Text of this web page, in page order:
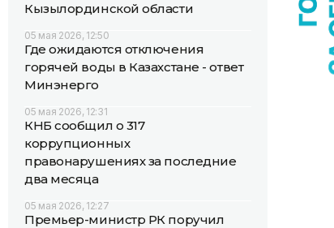
Кызылординской области
05 мая 2026, 12:50
Где ожидаются отключения
горячей воды в Казахстане - ответ
Минэнерго
05 мая 2026, 12:31
КНБ сообщил о 317
коррупционных
правонарушениях за последние
два месяца
05 мая 2026, 12:27
Премьер-министр РК поручил